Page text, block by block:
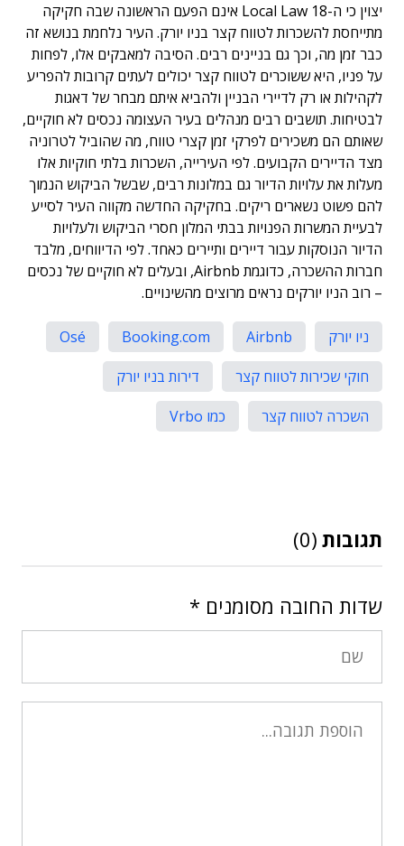
יצוין כי ה-Local Law 18 אינם הפעם הראשונה שבה חקיקה
מתייחסת להשכרות לטווח קצר בניו יורק. העיר נלחמת בנושא זה
כבר זמן מה, וכך גם בניינים רבים. הסיבה למאבקים אלו, לפחות
על פניו, היא ששוכרים לטווח קצר יכולים לעתים קרובות להפריע
לקהילות או רק לדיירי הבניין ולהביא איתם מבחר של דאגות
לבטיחות. תושבים רבים מנהלים בעיר העצומה נכסים לא חוקיים,
שאותם הם משכירים לפרקי זמן קצרי טווח, מה שהוביל לטרוניה
מצד הדיירים הקבועים. לפי העירייה, השכרות בלתי חוקיות אלו
מעלות את עלויות הדיור גם במלונות רבים, שבשל הביקוש הנמוך
להם פשוט נשארים ריקים. בחקיקה החדשה מקווה העיר לסייע
לבעיית המשרות הפנויות בבתי המלון חסרי הביקוש ולעלויות
הדיור הנוסקות עבור דיירים ותיירים כאחד. לפי הדיווחים, מלבד
חברות ההשכרה, כדוגמת Airbnb, ובעלים לא חוקיים של נכסים
– רוב הניו יורקים נראים מרוצים מהשינויים.
ניו יורק Airbnb
Booking.com
Osé
חוקי שכירות לטווח קצר
דירות בניו יורק
השכרה לטווח קצר
כמו Vrbo
תגובות (0)
שדות החובה מסומנים *